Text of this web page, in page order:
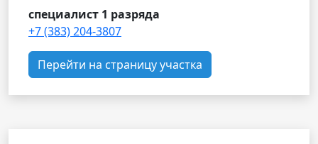
специалист 1 разряда
+7 (383) 204-3807
Перейти на страницу участка